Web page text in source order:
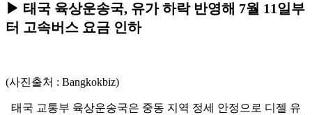
▶ 태국 육상운송국, 유가 하락 반영해 7월 11일부
터 고속버스 요금 인하
(사진출처 : Bangkokbiz)
태국 교통부 육상운송국은 중동 지역 정세 안정으로 디젤 유